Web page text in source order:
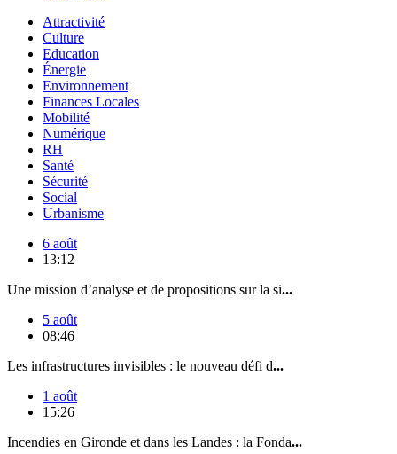
Attractivité
Culture
Education
Énergie
Environnement
Finances Locales
Mobilité
Numérique
RH
Santé
Sécurité
Social
Urbanisme
6 août
13:12
Une mission d’analyse et de propositions sur la si...
5 août
08:46
Les infrastructures invisibles : le nouveau défi d...
1 août
15:26
Incendies en Gironde et dans les Landes : la Fonda...